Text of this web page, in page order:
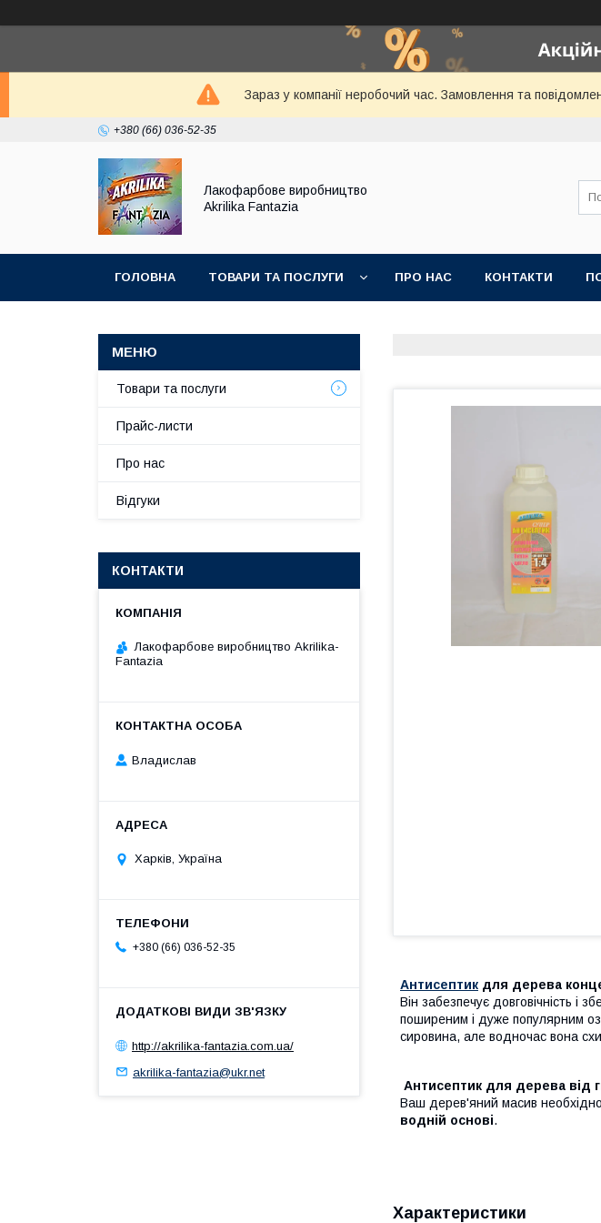
Зараз у компанії неробочий час. Замовлення та
+380 (66) 036-52-35
Лакофарбове виробництво
Akrilika Fantazia
ГОЛОВНА ТОВАРИ ТА ПОСЛУГИ ПРО НАС КОНТАКТИ
Антисептик для дерева
Він забезпечує довговічність і
поширеним і дуже популярним
сировина, але водночас вона
Антисептик для дерева від
Ваш дерев'яний масив
водній основі.
Характеристики
Товари та послуги
Прайс-листи
Про нас
Відгуки
КОНТАКТИ
Лакофарбове виробництво Akrilika-
Fantazia
Владислав
Харків, Україна
+380 (66) 036-52-35
http://akrilika-fantazia.com.ua/
akrilika-fantazia@ukr.net